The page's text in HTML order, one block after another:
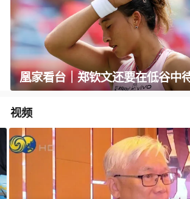
凰家看台｜郑钦文还要在低谷中
视频